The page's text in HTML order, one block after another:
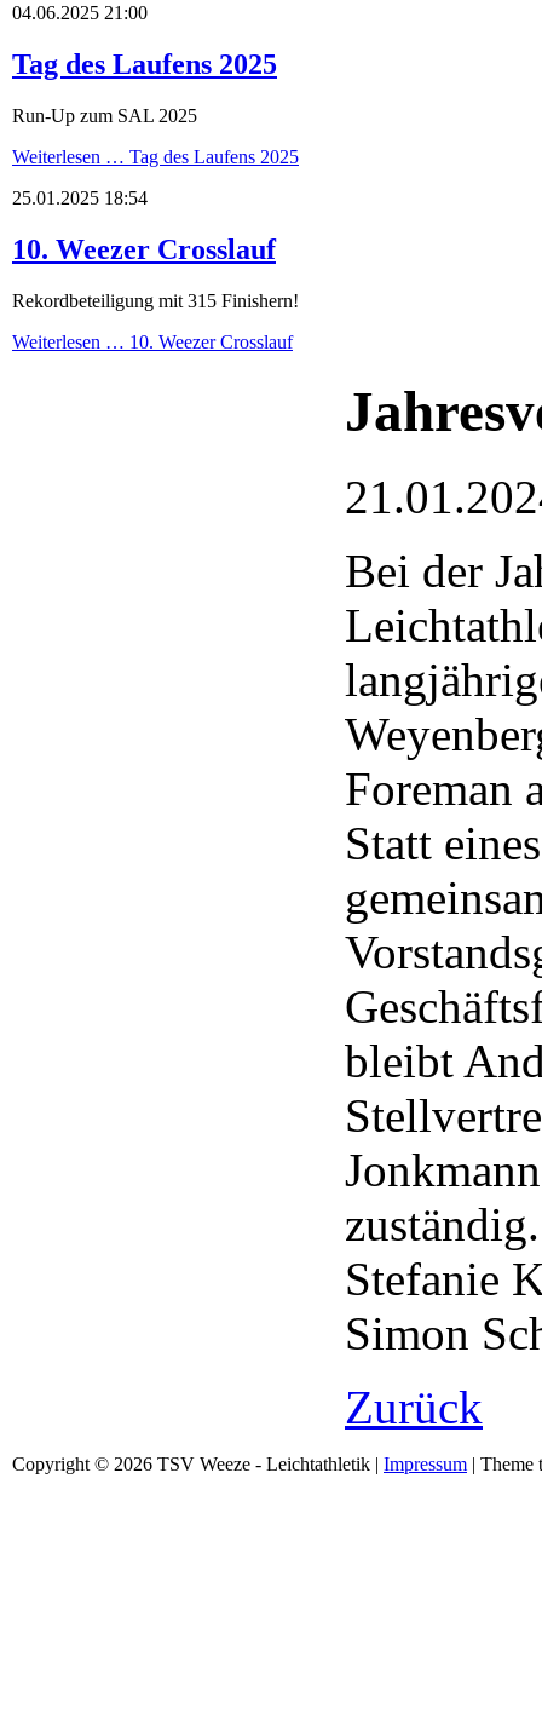
04.06.2025 21:00
Tag des Laufens 2025
Run-Up zum SAL 2025
Weiterlesen … Tag des Laufens 2025
25.01.2025 18:54
10. Weezer Crosslauf
Rekordbeteiligung mit 315 Finishern!
Weiterlesen … 10. Weezer Crosslauf
Bei der
Foreman
Statt
bleibt
Stefanie
Simon
Zurück
Copyright © 2026 TSV Weeze - Leichtathletik | Impressum | Theme